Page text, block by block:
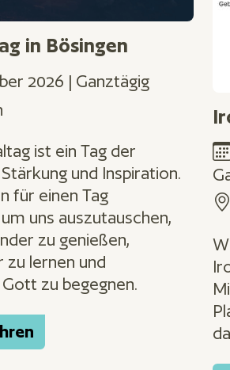
in Bösingen
2026 | Ganztägig
ist ein Tag der
und Inspiration.
für einen Tag
uns auszutauschen,
zu genießen,
zu lernen und
zu begegnen.